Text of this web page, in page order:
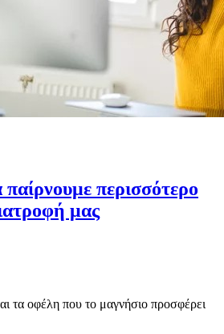
παίρνουμε περισσότερο
μας
τα οφέλη που το μαγνήσιο προσφέρει